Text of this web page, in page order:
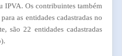
IPVA. Os contribuintes também
as entidades cadastradas no
são 22 entidades cadastradas